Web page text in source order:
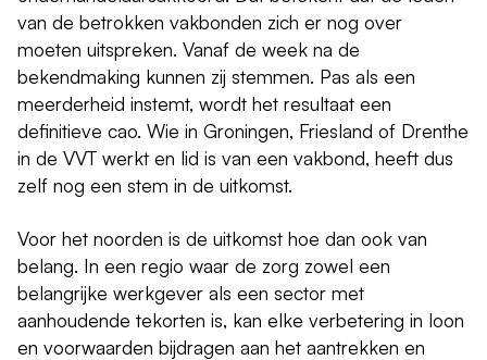
van de betrokken vakbonden zich er nog over
moeten uitspreken. Vanaf de week na de
bekendmaking kunnen zij stemmen. Pas als een
meerderheid instemt, wordt het resultaat een
definitieve cao. Wie in Groningen, Friesland of Drenthe
in de VVT werkt en lid is van een vakbond, heeft dus
zelf nog een stem in de uitkomst.
Voor het noorden is de uitkomst hoe dan ook van
belang. In een regio waar de zorg zowel een
belangrijke werkgever als een sector met
aanhoudende tekorten is, kan elke verbetering in loon
en voorwaarden bijdragen aan het aantrekken en